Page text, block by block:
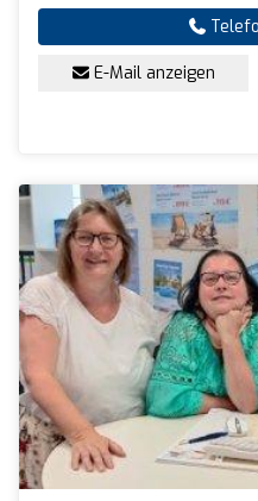
E-Mail anzeigen